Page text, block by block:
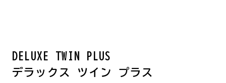
DELUXE TWIN PLUS
デラックス ツイン プラス